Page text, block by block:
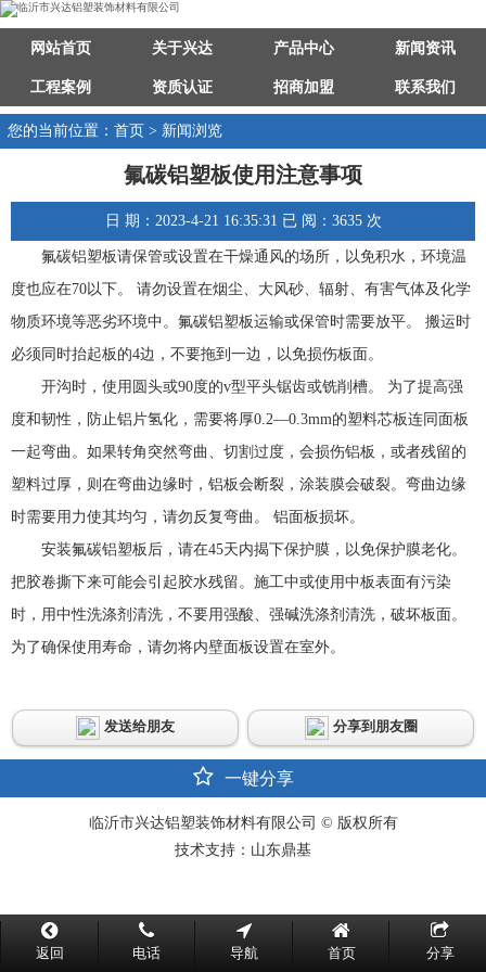
网站首页 关于兴达 产品中心 新闻资讯
工程案例 资质认证 招商加盟 联系我们
您的当前位置：首页 > 新闻浏览
氟碳铝塑板使用注意事项
日 期：2023-4-21 16:35:31 已 阅：3635 次
氟碳铝塑板请保管或设置在干燥通风的场所，以免积水，环境温
度也应在70以下。 请勿设置在烟尘、大风砂、辐射、有害气体及化学
物质环境等恶劣环境中。氟碳铝塑板运输或保管时需要放平。 搬运时
必须同时抬起板的4边，不要拖到一边，以免损伤板面。
开沟时，使用圆头或90度的v型平头锯齿或铣削槽。 为了提高强
度和韧性，防止铝片氢化，需要将厚0.2—0.3mm的塑料芯板连同面板
一起弯曲。如果转角突然弯曲、切割过度，会损伤铝板，或者残留的
塑料过厚，则在弯曲边缘时，铝板会断裂，涂装膜会破裂。弯曲边缘
时需要用力使其均匀，请勿反复弯曲。 铝面板损坏。
安装氟碳铝塑板后，请在45天内揭下保护膜，以免保护膜老化。
把胶卷撕下来可能会引起胶水残留。施工中或使用中板表面有污染
时，用中性洗涤剂清洗，不要用强酸、强碱洗涤剂清洗，破坏板面。
为了确保使用寿命，请勿将内壁面板设置在室外。
发送给朋友 分享到朋友圈
一键分享
临沂市兴达铝塑装饰材料有限公司 © 版权所有
技术支持：山东鼎基
返回 电话 导航 首页 分享